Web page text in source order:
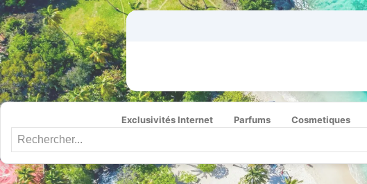
Exclusivités Internet Parfums Cosmetiques